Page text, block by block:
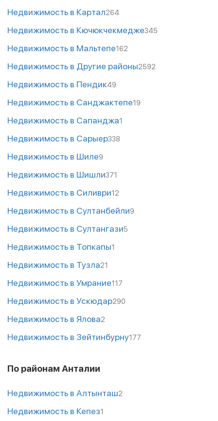
Недвижимость в Картал264
Недвижимость в Кючюкчекмедже345
Недвижимость в Мальтепе162
Недвижимость в Другие районы2592
Недвижимость в Пендик49
Недвижимость в Санджактепе19
Недвижимость в Сапанджа1
Недвижимость в Сарыер338
Недвижимость в Шиле9
Недвижимость в Шишли371
Недвижимость в Силиври12
Недвижимость в Султанбейли9
Недвижимость в Султангази5
Недвижимость в Топкапы1
Недвижимость в Тузла21
Недвижимость в Умрание117
Недвижимость в Ускюдар290
Недвижимость в Ялова2
Недвижимость в Зейтинбурну177
По районам Анталии
Недвижимость в Алтынташ2
Недвижимость в Кепез1